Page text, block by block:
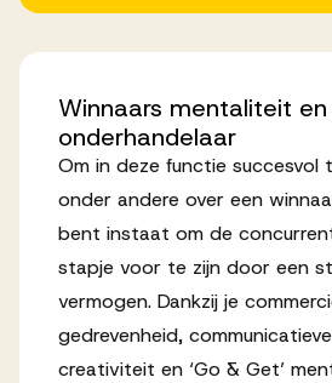
Winnaars mentaliteit en
onderhandelaar
Om in deze functie succesvol
onder andere over een
bent instaat om de
stapje voor te zijn door een
vermogen. Dankzij je
gedrevenheid,
creativiteit en ‘Go & Get’